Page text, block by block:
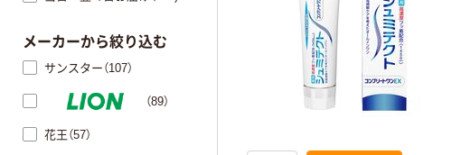
メーカーから絞り込む
サンスター（107）
（89）
花王（57）